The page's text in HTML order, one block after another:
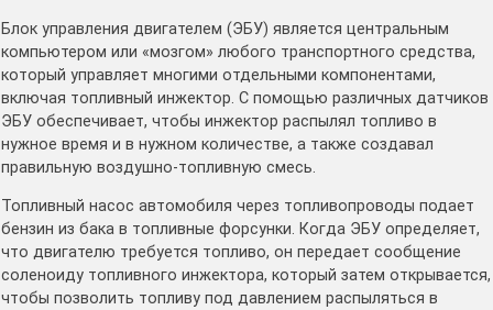
Блок управления двигателем (ЭБУ) является центральным
компьютером или «мозгом» любого транспортного средства,
который управляет многими отдельными компонентами,
включая топливный инжектор. С помощью различных датчиков
ЭБУ обеспечивает, чтобы инжектор распылял топливо в
нужное время и в нужном количестве, а также создавал
правильную воздушно-топливную смесь.
Топливный насос автомобиля через топливопроводы подает
бензин из бака в топливные форсунки. Когда ЭБУ определяет,
что двигателю требуется топливо, он передает сообщение
соленоиду топливного инжектора, который затем открывается,
чтобы позволить топливу под давлением распыляться в